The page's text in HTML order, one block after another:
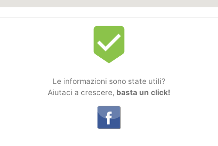
beenhere
Le informazioni sono state utili?
Aiutaci a crescere, basta un click!